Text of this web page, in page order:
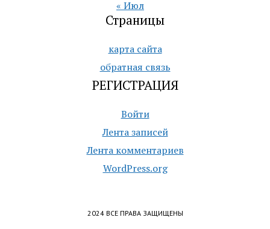
« Июл
Страницы
карта сайта
обратная связь
РЕГИСТРАЦИЯ
Войти
Лента записей
Лента комментариев
WordPress.org
2024 ВСЕ ПРАВА ЗАЩИЩЕНЫ